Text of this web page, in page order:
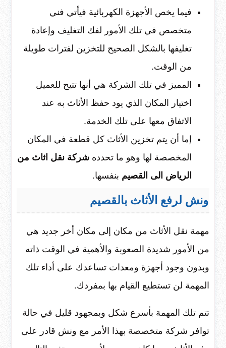
فيما يخص الأجهزة الكهربائية فيأتي فني
متخصص في تلك الأمور لفك التغليف وإعادة
تغليفها بالشكل الصحيح للتخزين لفترات طويلة
من الوقت.
المميز في تلك الشركة هي أنها تتيح للعميل
اختيار المكان الذي يود حفظ الأثاث به عند
الاتفاق معها على تلك الخدمة.
إما أن يتم تخزين الأثاث كل قطعة في المكان
المخصصة لها وهو ما تحدده شركة نقل اثاث من
الرياض الى القصيم بنفسها.
ونش لرفع الأثاث بالقصيم
مهمة نقل الأثاث من مكان إلى مكان أخر جديد هي
من الأمور شديدة الصعوبة والأهمية في الوقت ذاته
وبدون وجود أجهزة ومعدات تساعدك على أداء تلك
المهمة لن تستطيع القيام بها بمفردك.
تتم تلك المهمة بأسرع شكل وبمجهود قليل في حالة
توافر شركة متخصصة بهذا الأمر مع ونش قادر على